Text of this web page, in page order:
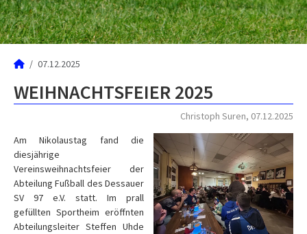
07.12.2025
WEIHNACHTSFEIER 2025
Christoph Suren, 07.12.2025
Am Nikolaustag fand die
diesjährige
Vereinsweihnachtsfeier der
Abteilung Fußball des Dessauer
SV 97 e.V. statt. Im prall
gefüllten Sportheim eröffnten
Abteilungsleiter Steffen Uhde